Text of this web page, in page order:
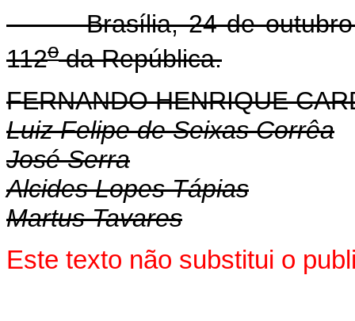
Brasília, 24 de outubro
112oda República.
FERNANDO HENRIQUE
Luiz Felipe de Seixas Corrêa
José Serra
Alcides Lopes Tápias
Martus Tavares
Este texto não substitui o